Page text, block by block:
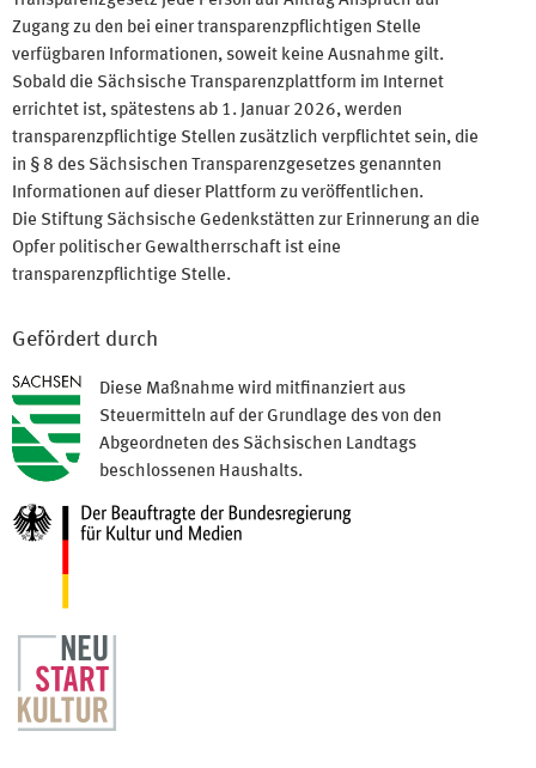
Zugang zu den bei einer transparenzpflichtigen Stelle
verfügbaren Informationen, soweit keine Ausnahme gilt.
Sobald die Sächsische Transparenzplattform im Internet
errichtet ist, spätestens ab 1. Januar 2026, werden
transparenzpflichtige Stellen zusätzlich verpflichtet sein, die
in § 8 des Sächsischen Transparenzgesetzes genannten
Informationen auf dieser Plattform zu veröffentlichen.
Die Stiftung Sächsische Gedenkstätten zur Erinnerung an die
Opfer politischer Gewaltherrschaft ist eine
transparenzpflichtige Stelle.
Gefördert durch
Diese Maßnahme wird mitfinanziert aus
Steuermitteln auf der Grundlage des von den
Abgeordneten des Sächsischen Landtags
beschlossenen Haushalts.